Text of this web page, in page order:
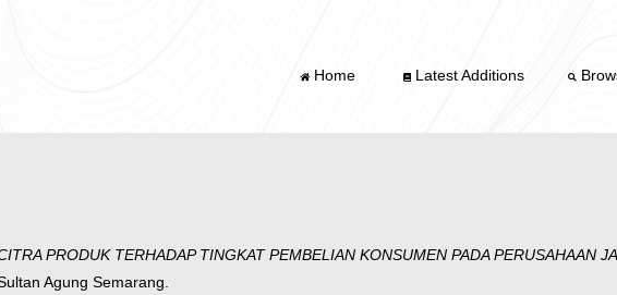
Home Latest Additions
PRODUK TERHADAP TINGKAT PEMBELIAN KONSUMEN PADA PERUSAHAAN
Agung Semarang.